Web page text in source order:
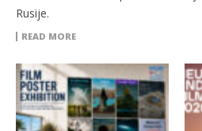
Rusije.
READ MORE